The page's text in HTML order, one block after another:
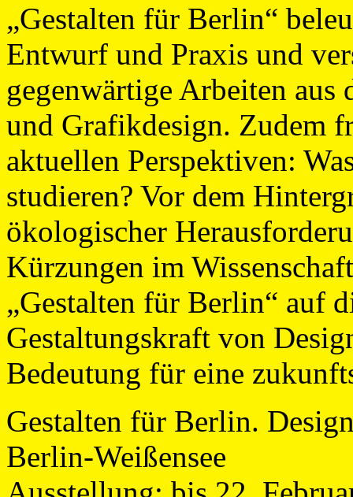
„Gestalten für Berlin“
Entwurf und Praxis und
gegenwärtige Arbeiten aus
und Grafikdesign. Zudem
aktuellen Perspektiven:
studieren? Vor dem
ökologischer
Kürzungen im
„Gestalten für Berlin“ auf
Gestaltungskraft von
Bedeutung für eine
Gestalten für Berlin.
Berlin-Weißensee